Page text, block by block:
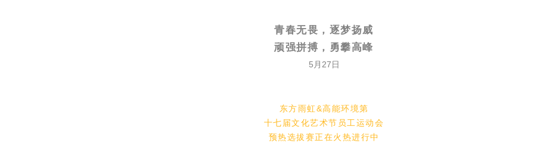
青春无畏，逐梦扬威
顽强拼搏，勇攀高峰
5月27日
东方雨虹&高能环境第
十七届文化艺术节员工运动会
预热选拔赛正在火热进行中